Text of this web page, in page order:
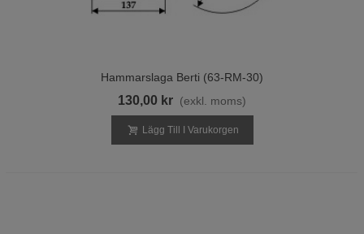
Hammarslaga Berti (63-RM-30)
130,00 kr (exkl. moms)
Lägg Till I Varukorgen